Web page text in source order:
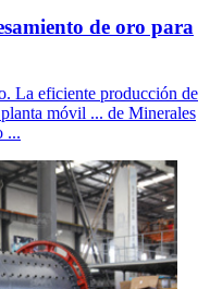
de oro para
La eficiente producción de
móvil ... de Minerales
...